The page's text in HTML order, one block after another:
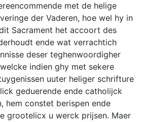
met de helige
der Vaderen, hoe wel hy in
Sacrament het accoort des
ende wat verrachtich
deser teghenwoordigher
indien ghy met sekere
uuter heliger schrifture
geduerende ende catholijck
hem constet berispen ende
grootelicx u werck prijsen. Maer